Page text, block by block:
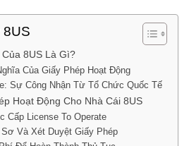
8US Là Gì?
Của Giấy Phép Hoạt Động
Sự Công Nhận Từ Tổ Chức Quốc Tế
Hoạt Động Cho Nhà Cái 8US
License To Operate
Và Xét Duyệt Giấy Phép